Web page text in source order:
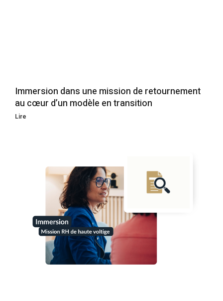
Immersion dans une mission de retournement
au cœur d’un modèle en transition
Lire